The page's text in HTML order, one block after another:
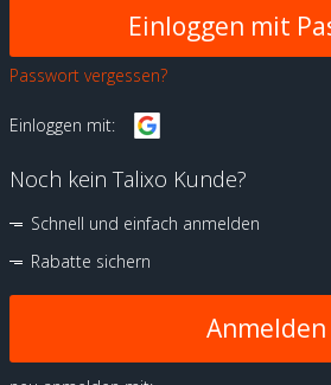
Passwort vergessen?
Einloggen mit:
Noch kein Talixo Kunde?
Schnell und einfach anmelden
Rabatte sichern
Anmelden